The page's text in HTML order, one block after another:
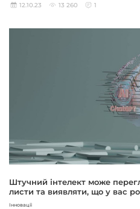
12.10.23 13 260 1
Штучний інтелект може
листи та виявляти, що у вас
Інновації